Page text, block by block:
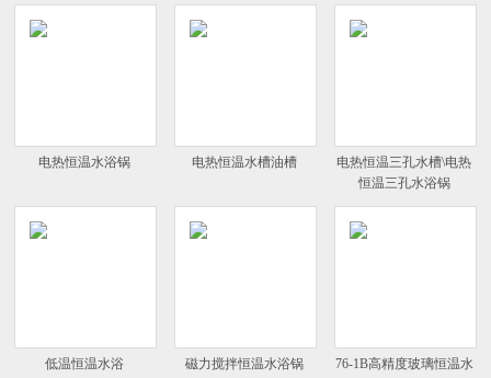
电热恒温水浴锅 电热恒温水槽油槽
电热恒温三孔水槽\电热
恒温三孔水浴锅
低温恒温水浴 磁力搅拌恒温水浴锅
76-1B高精度玻璃恒温水